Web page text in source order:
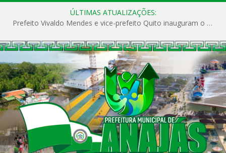
ÚLTIMAS ATUALIZAÇÕES:
Prefeito Vivaldo Mendes e vice-prefeito Quito inauguram o CAPS e fortalecem a saúde pública em Anajás.